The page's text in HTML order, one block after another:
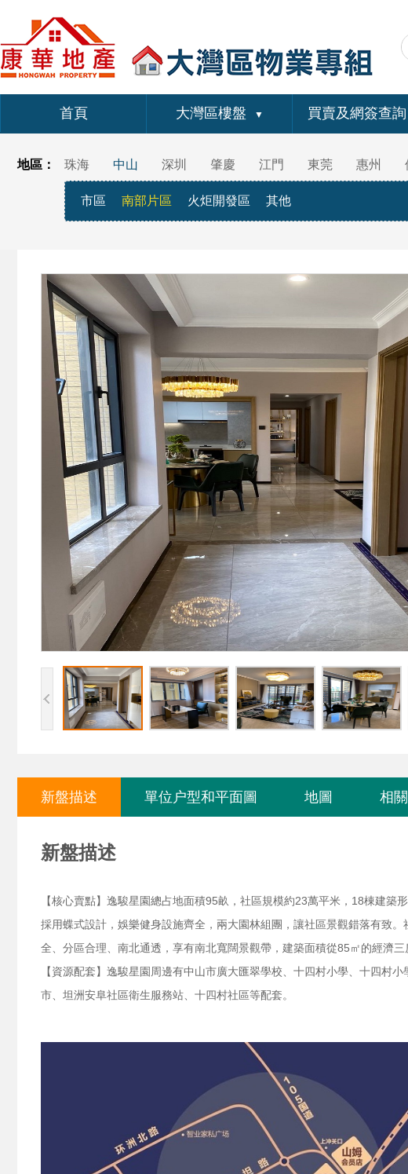
首頁 大灣區樓盤 ▼ 買賣及網簽查詢
地區： 珠海 中山
市區 南部片區 火炬開發區 其他
深圳 肇慶 江門 東莞 惠州
新盤描述 單位户型和平面圖 地圖 相
新盤描述
【核心賣點】逸駿星園總占地面積95畝，社區規模約23萬平米，18棟建
採用蝶式設計，娛樂健身設施齊全，兩大園林組團，讓社區景觀錯落有致
全、分區合理、南北通透，享有南北寬闊景觀帶，建築面積從85㎡的經濟
【資源配套】逸駿星園周邊有中山市廣大匯翠學校、十四村小學、十四村
市、坦洲安阜社區衛生服務站、十四村社區等配套。